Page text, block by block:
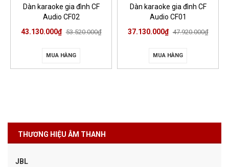
Dàn karaoke gia đình CF
Audio CF02
43.130.000₫ 53.520.000₫
MUA HÀNG
Dàn karaoke gia đình CF
Audio CF01
37.130.000₫ 47.920.000₫
MUA HÀNG
THƯƠNG HIỆU ÂM THANH
JBL